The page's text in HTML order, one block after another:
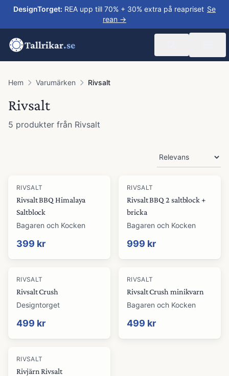
DesignTorget: REA upp till 70% + 30% extra på reapriset Se
rean →
Tallrikar.se
Hem Varumärken Rivsalt
Rivsalt
5 produkter från Rivsalt
RIVSALT
Rivsalt BBQ Himalaya
Saltblock
Bagaren och Kocken
399 kr
RIVSALT
Rivsalt BBQ 2 saltblock +
bricka
Bagaren och Kocken
999 kr
RIVSALT
Rivsalt Crush
Designtorget
499 kr
RIVSALT
Rivsalt Crush minikvarn
Bagaren och Kocken
499 kr
RIVSALT
Rivjärn Rivsalt